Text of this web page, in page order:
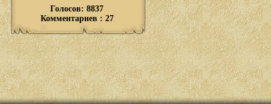
Голосов: 8837
Комментариев : 27